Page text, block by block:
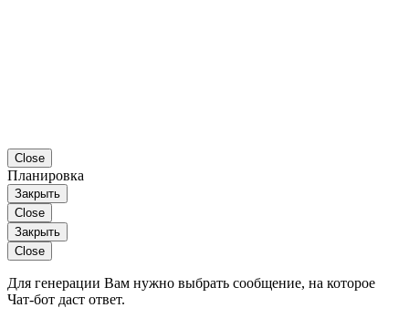
Close
Планировка
Закрыть
Close
Закрыть
Close
Для генерации Вам нужно выбрать сообщение, на которое
Чат-бот даст ответ.